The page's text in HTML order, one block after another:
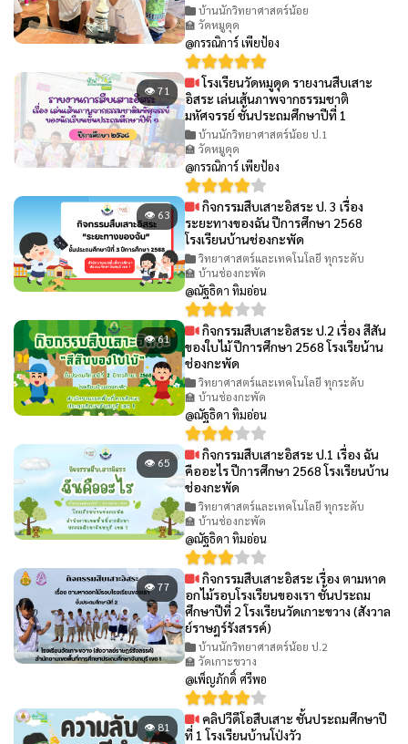
บ้านนักวิทยาศาสตร์น้อย
🏫 วัดหมูดุด
@กรรณิการ์ เพียป้อง
👁 71
โรงเรียนวัดหมูดุด รายงานสืบเสาะ
อิสระ เล่นเส้นภาพจากธรรมชาติ
มหัศจรรย์ ชั้นประถมศึกษาปีที่ 1
บ้านนักวิทยาศาสตร์น้อย ป.1
🏫 วัดหมูดุด
@กรรณิการ์ เพียป้อง
👁 63
กิจกรรมสืบเสาะอิสระ ป. 3 เรื่อง
ระยะทางของฉัน ปีการศึกษา 2568
โรงเรียนบ้านช่องกะพัด
วิทยาศาสตร์และเทคโนโลยี ทุกระดับ
🏫 บ้านช่องกะพัด
@ณัฐธิดา ทิมอ่อน
👁 61
กิจกรรมสืบเสาะอิสระ ป.2 เรื่อง สีสัน
ของใบไม้ ปีการศึกษา 2568 โรงเรียน้าน
ช่องกะพัด
วิทยาศาสตร์และเทคโนโลยี ทุกระดับ
🏫 บ้านช่องกะพัด
@ณัฐธิดา ทิมอ่อน
👁 65
กิจกรรมสืบเสาะอิสระ ป.1 เรื่อง ฉัน
คืออะไร ปีการศึกษา 2568 โรงเรียนบ้าน
ช่องกะพัด
วิทยาศาสตร์และเทคโนโลยี ทุกระดับ
🏫 บ้านช่องกะพัด
@ณัฐธิดา ทิมอ่อน
👁 77
กิจกรรมสืบเสาะอิสระ เรื่อง ตามหาด
อกไม้รอบโรงเรียนของเรา ชั้นประถม
ศึกษาปีที่ 2 โรงเรียนวัดเกาะขวาง (สังวาล
ย์ราษฎร์รังสรรค์)
บ้านนักวิทยาศาสตร์น้อย ป.2
🏫 วัดเกาะขวาง
@เพ็ญภักดิ์ ศรีพอ
👁 81
คลิปวีดีโอสืบเสาะ ชั้นประถมศึกษาปี
ที่ 1 โรงเรียนบ้านโป่งวัว